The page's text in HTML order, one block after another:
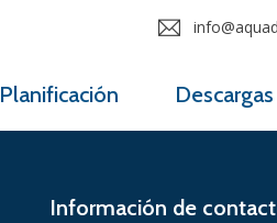
Planificación Descargas
Información de